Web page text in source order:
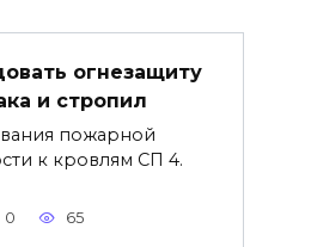
огнезащиту
и стропил
пожарной
к кровлям СП 4.
0 65